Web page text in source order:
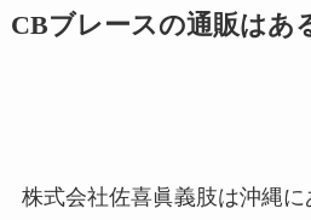
CBブレースの通販はあ
株式会社佐喜眞義肢は沖縄に